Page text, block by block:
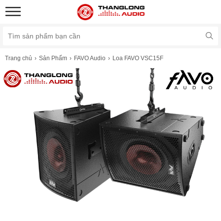
Trang chủ Sản Phẩm FAVO Audio Loa FAVO VSC15F